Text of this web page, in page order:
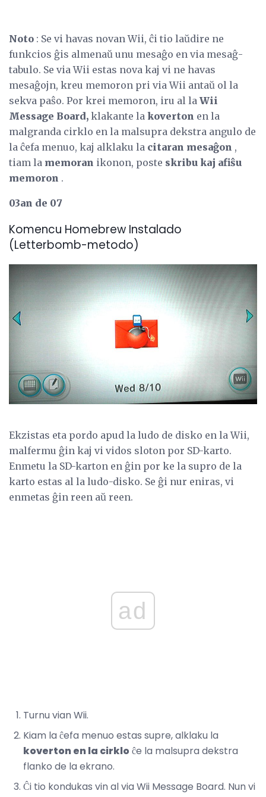
Noto : Se vi havas novan Wii, ĉi tio laŭdire ne
funkcios ĝis almenaŭ unu mesaĝo en via mesaĝ-
tabulo. Se via Wii estas nova kaj vi ne havas
mesaĝojn, kreu memoron pri via Wii antaŭ ol la
sekva paŝo. Por krei memoron, iru al la Wii
Message Board, klakante la koverton en la
malgranda cirklo en la malsupra dekstra angulo de
la ĉefa menuo, kaj alklaku la citaran mesaĝon ,
tiam la memoran ikonon, poste skribu kaj afiŝu
memoron .
03an de 07
Komencu Homebrew Instalado
(Letterbomb-metodo)
Ekzistas eta pordo apud la ludo de disko en la Wii,
malfermu ĝin kaj vi vidos sloton por SD-karto.
Enmetu la SD-karton en ĝin por ke la supro de la
karto estas al la ludo-disko. Se ĝi nur eniras, vi
enmetas ĝin reen aŭ reen.
ad
Turnu vian Wii.
Kiam la ĉefa menuo estas supre, alklaku la
koverton en la cirkloĉe la malsupra dekstra
flanko de la ekrano.
Ĉi tio kondukas vin al via Wii Message Board. Nun vi